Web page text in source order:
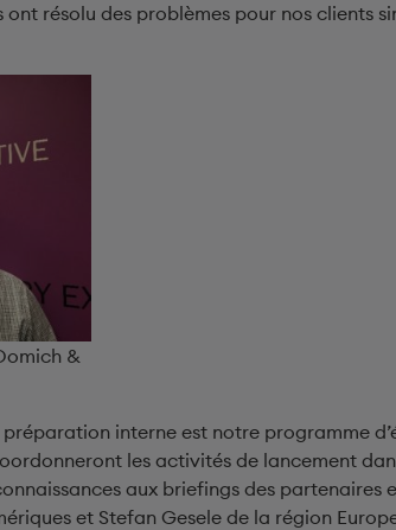
résolu des problèmes pour nos clients
&
interne est notre programme
les activités de lancement
aux briefings des partenaires
et Stefan Gesele de la région